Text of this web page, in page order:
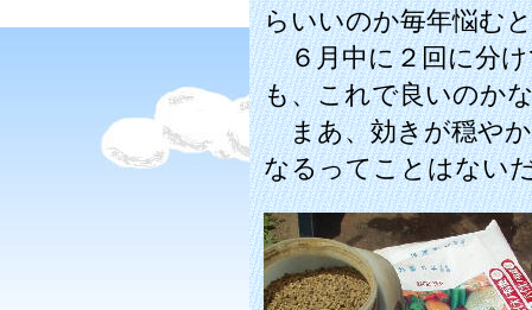
らいいのか毎年悩む
６月中に２回に分け
も、これで良いのか
まあ、効きが穏やか
なるってことはない